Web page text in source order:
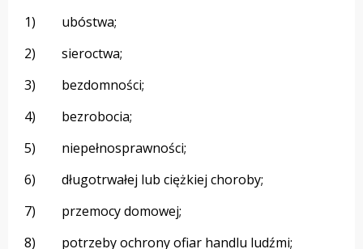
1) ubóstwa;
2) sieroctwa;
3) bezdomności;
4) bezrobocia;
5) niepełnosprawności;
6) długotrwałej lub ciężkiej choroby;
7) przemocy domowej;
8) potrzeby ochrony ofiar handlu ludźmi;